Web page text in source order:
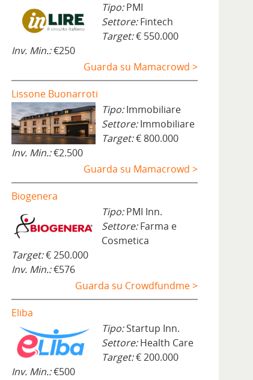
Tipo:PMI
Settore:Fintech
Target:€ 550.000
Inv. Min.:€250
Guarda su Mamacrowd >
Lissone Buonarroti
Tipo:Immobiliare
Settore:Immobiliare
Target:€ 800.000
Inv. Min.:€2.500
Guarda su Mamacrowd >
Biogenera
Tipo:PMI Inn.
Settore:Farma e
Cosmetica
Target:€ 250.000
Inv. Min.:€576
Guarda su Crowdfundme >
Eliba
Tipo:Startup Inn.
Settore:Health Care
Target:€ 200.000
Inv. Min.:€500